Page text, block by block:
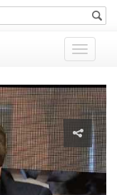
Показать
меню